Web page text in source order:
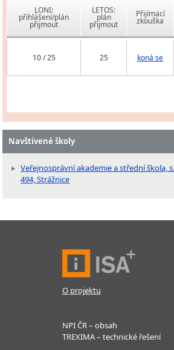
LONI:
přihlášení/plán
přijmout
LETOS:
plán
přijmout
Přijímací
zkouška
10 / 25 25 koná se
Navštívené školy
Veřejnosprávní akademie a střední škola,
494, Strážnice
O projektu
NPI ČR – obsah
TREXIMA – technické řešení